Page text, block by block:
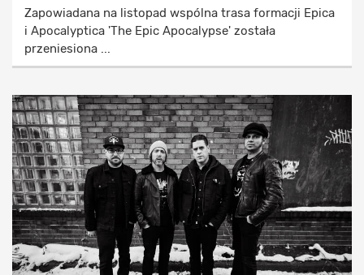
Zapowiadana na listopad wspólna trasa formacji Epica
i Apocalyptica 'The Epic Apocalypse' została
przeniesiona ...